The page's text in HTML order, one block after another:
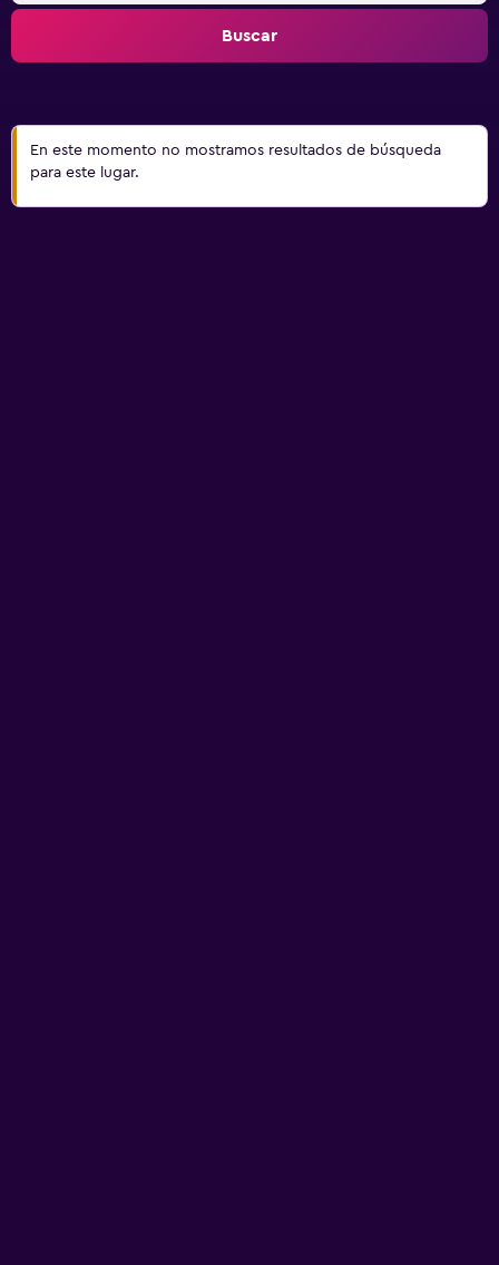
Buscar
En este momento no mostramos resultados de búsqueda
para este lugar.